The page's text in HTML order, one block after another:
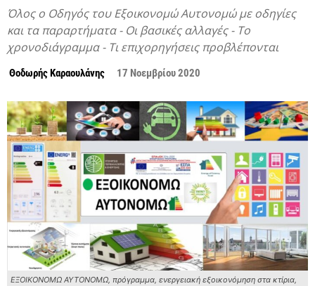
Όλος ο Οδηγός του Εξοικονομώ Αυτονομώ με οδηγίες
και τα παραρτήματα - Οι βασικές αλλαγές - Το
χρονοδιάγραμμα - Τι επιχορηγήσεις προβλέπονται
Θοδωρής Καραουλάνης 17 Νοεμβρίου 2020
ΕΞΟΙΚΟΝΟΜΩ ΑΥΤΟΝΟΜΩ, πρόγραμμα, ενεργειακή εξοικονόμηση στα κτίρια,